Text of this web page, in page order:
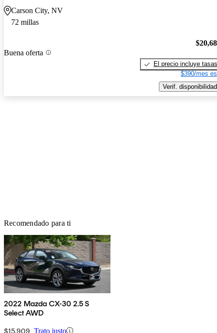
Carson City, NV
72 millas
Buena oferta
El precio incluye tasas
$390/mes
Verif. disponibilidad
Recomendado para ti
2022 Mazda CX-30 2.5 S
Select AWD
$15,909 Trato justo